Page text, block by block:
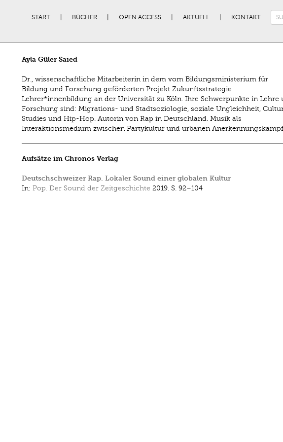
START BÜCHER OPEN ACCESS AKTUELL KONTAKT
Ayla Güler Saied
Dr., wissenschaftliche Mitarbeiterin in dem vom Bildungsministerium für
Bildung und Forschung geförderten Projekt Zukunftsstrategie
Lehrer*innenbildung an der Universität zu Köln. Ihre Schwerpunkte in Lehre
Forschung sind: Migrations- und Stadtsoziologie, soziale Ungleichheit,
Studies und Hip-Hop. Autorin von Rap in Deutschland. Musik als
Interaktionsmedium zwischen Partykultur und urbanen
Aufsätze im Chronos Verlag
Deutschschweizer Rap. Lokaler Sound einer globalen Kultur
In: Pop. Der Sound der Zeitgeschichte 2019. S. 92–104